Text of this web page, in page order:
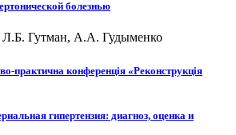
болезнью
Гутман, А.А. Гудыменко
практична конференція «Реконструкція
гипертензия: диагноз, оценка и